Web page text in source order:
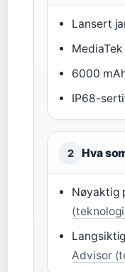
Lansert
6000
IP68-
2 Hva
Nøyaktig
Advisor